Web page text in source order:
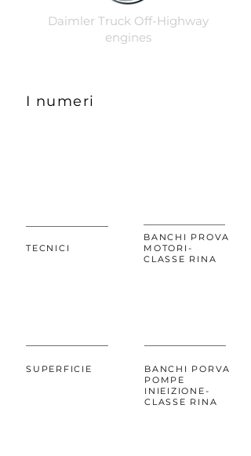
Daimler Truck Off-Highway
engines
I numeri
TECNICI
BANCHI PROVA
MOTORI-
CLASSE RINA
SUPERFICIE
BANCHI PORVA
POMPE
INIEIZIONE-
CLASSE RINA